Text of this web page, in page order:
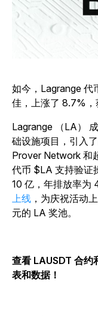
如今，Lagrange 代
佳，上涨了 8.7%，
Lagrange （LA）
础设施项目，引入
Prover Network 和
代币 $LA 支持验证
10 亿，年排放率为
上线 ，为庆祝活动
元的 LA 奖池。
查看 LAUSDT 合约
表和数据！